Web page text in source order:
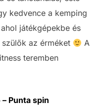
kedvence a kemping
játékgépekbe és
az érméket
A
teremben
Punta spin